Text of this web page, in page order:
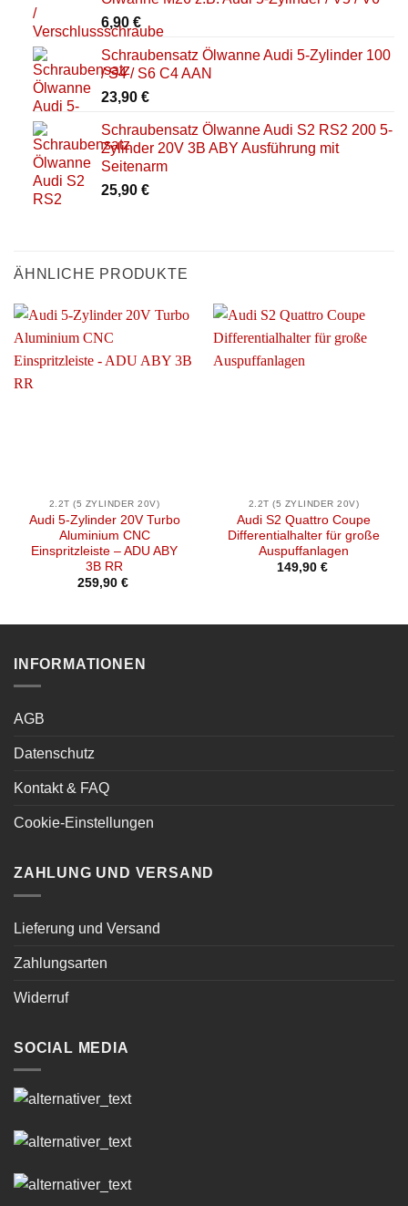
6,90 €
Schraubensatz Ölwanne Audi 5-Zylinder 100
/ S4 / S6 C4 AAN
23,90 €
Schraubensatz Ölwanne Audi S2 RS2 200 5-
Zylinder 20V 3B ABY Ausführung mit
Seitenarm
25,90 €
ÄHNLICHE PRODUKTE
2.2T (5 ZYLINDER 20V)
Audi 5-Zylinder 20V Turbo
Aluminium CNC
Einspritzleiste – ADU ABY
3B RR
259,90 €
2.2T (5 ZYLINDER 20V)
Audi S2 Quattro Coupe
Differentialhalter für große
Auspuffanlagen
149,90 €
INFORMATIONEN
AGB
Datenschutz
Kontakt & FAQ
Cookie-Einstellungen
ZAHLUNG UND VERSAND
Lieferung und Versand
Zahlungsarten
Widerruf
SOCIAL MEDIA